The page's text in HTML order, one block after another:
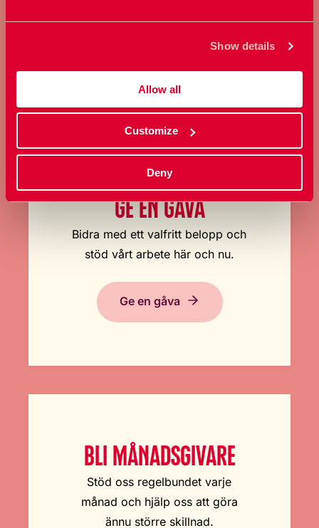
Show details
Allow all
Customize
Deny
GE EN GÅVA
Bidra med ett valfritt belopp och
stöd vårt arbete här och nu.
Ge en gåva
BLI MÅNADSGIVARE
Stöd oss regelbundet varje
månad och hjälp oss att göra
ännu större skillnad.